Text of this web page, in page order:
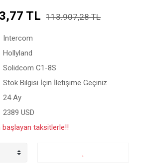
TL 113.907,28 TL
Intercom
Hollyland
Solidcom C1-8S
Stok Bilgisi İçin İletişime Geçiniz
24 Ay
2389 USD
başlayan taksitlerle!!